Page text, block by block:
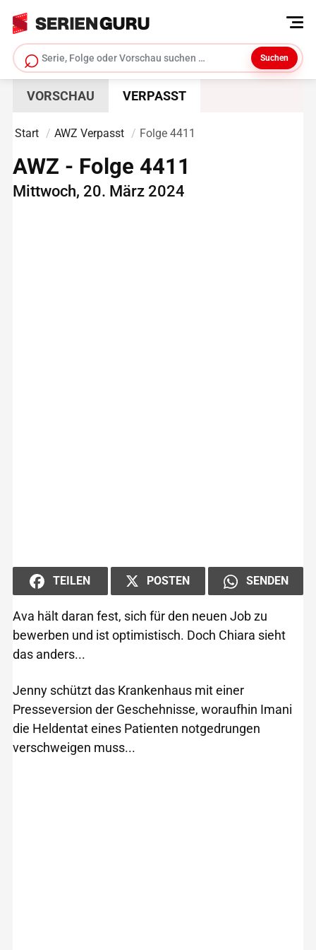
⌕
Serie suchen
Suchen
VORSCHAU VERPASST
Start AWZ Verpasst Folge 4411
AWZ - Folge 4411
Mittwoch, 20. März 2024
TEILEN POSTEN SENDEN
Ava hält daran fest, sich für den neuen Job zu
bewerben und ist optimistisch. Doch Chiara sieht
das anders...
Jenny schützt das Krankenhaus mit einer
Presseversion der Geschehnisse, woraufhin Imani
die Heldentat eines Patienten notgedrungen
verschweigen muss...